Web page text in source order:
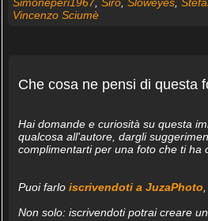
Simoneperi1967, Siro, Sloweyes,
Vincenzo Sciumè
Che cosa ne pensi di questa
Hai domande e curiosità su questa
qualcosa all'autore, dargli
complimentarti per una foto che ti ha
Puoi farlo iscrivendoti a JuzaPhoto
Non solo: iscrivendoti potrai creare